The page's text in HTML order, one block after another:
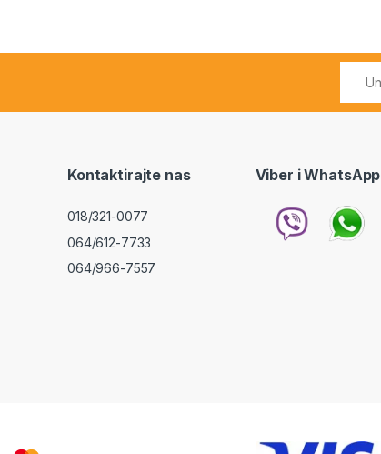
Kontaktirajte nas
018/321-0077
064/612-7733
064/966-7557
Viber i WhatsApp